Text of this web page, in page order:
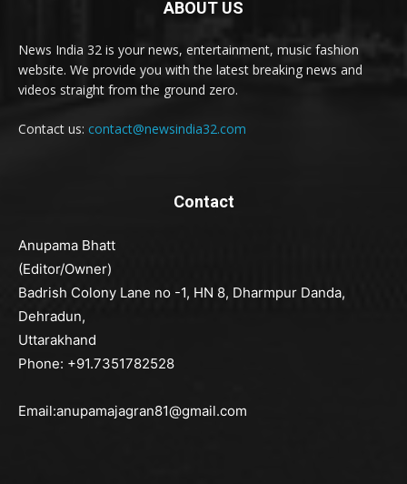
ABOUT US
News India 32 is your news, entertainment, music fashion
website. We provide you with the latest breaking news and
videos straight from the ground zero.
Contact us: contact@newsindia32.com
Contact
Anupama Bhatt
(Editor/Owner)
Badrish Colony Lane no -1, HN 8, Dharmpur Danda,
Dehradun,
Uttarakhand
Phone: +91.7351782528
Email:anupamajagran81@gmail.com